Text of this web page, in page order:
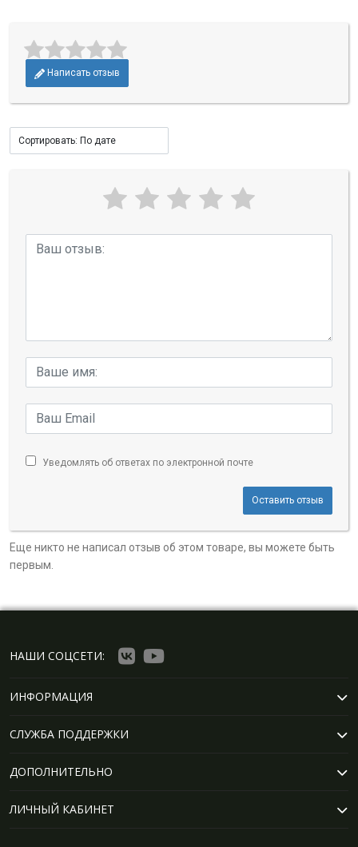
Написать отзыв
Уведомлять об ответах по электронной почте
Оставить отзыв
Еще никто не написал отзыв об этом товаре, вы можете быть
первым.
НАШИ СОЦСЕТИ:
ИНФОРМАЦИЯ
СЛУЖБА ПОДДЕРЖКИ
ДОПОЛНИТЕЛЬНО
ЛИЧНЫЙ КАБИНЕТ